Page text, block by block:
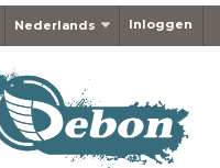
Inloggen
Nederlands